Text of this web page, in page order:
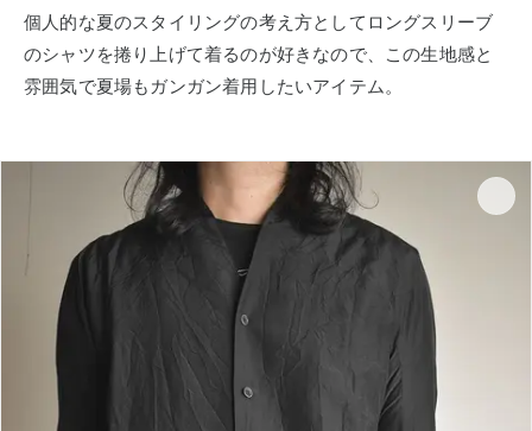
個人的な夏のスタイリングの考え方としてロングスリーブ
のシャツを捲り上げて着るのが好きなので、この生地感と
雰囲気で夏場もガンガン着用したいアイテム。